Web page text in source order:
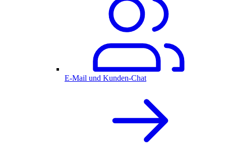
E-Mail und Kunden-Chat